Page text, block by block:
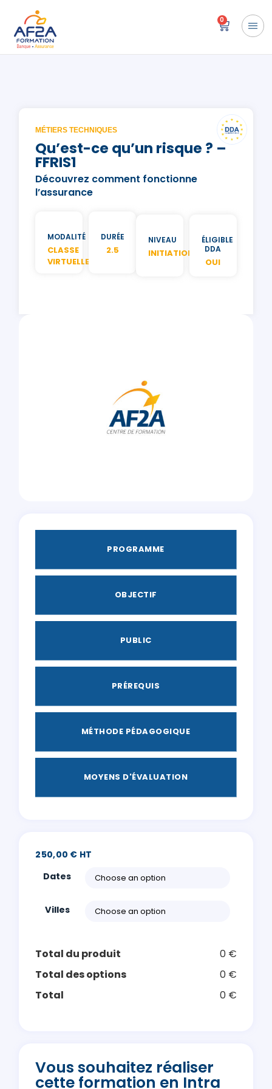
0
MÉTIERS TECHNIQUES
Qu’est-ce qu’un risque ? –
FFRIS1
Découvrez comment fonctionne
l’assurance
MODALITÉ
CLASSE
VIRTUELLE
DURÉE
2.5
NIVEAU
INITIATION
ÉLIGIBLE
DDA
OUI
PROGRAMME
OBJECTIF
PUBLIC
PRÉREQUIS
MÉTHODE PÉDAGOGIQUE
MOYENS D'ÉVALUATION
250,00 € HT
Dates
Villes
Total du produit
0 €
Total des options
0 €
Total
0 €
Vous souhaitez réaliser
cette formation en Intra